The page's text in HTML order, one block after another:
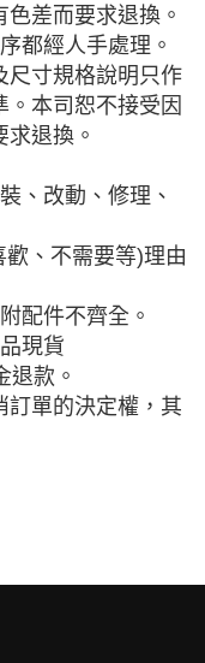
差而要求退換。
都經人手處理。
尺寸規格說明只作
本司恕不接受因
退換。
、改動、修理、
、不需要等)理由
配件不齊全。
現貨
退款。
訂單的決定權，其